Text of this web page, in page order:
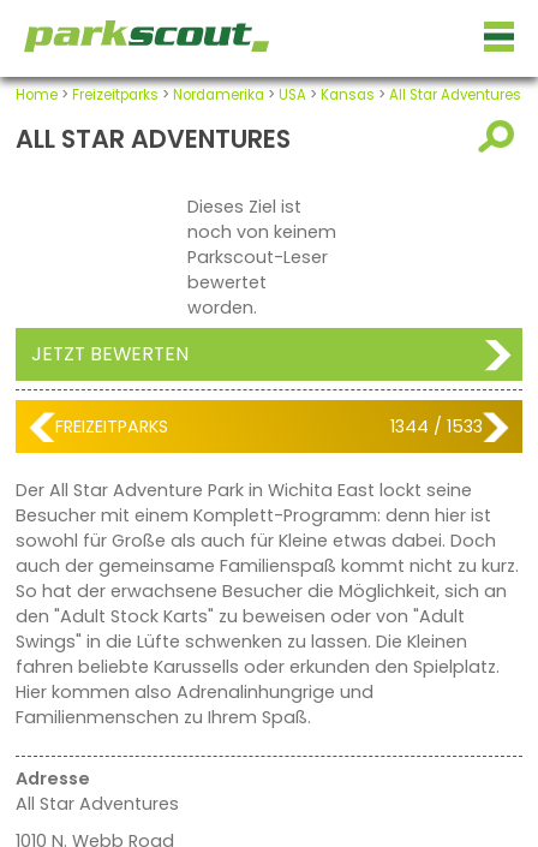
Home> Freizeitparks > Nordamerika > USA> Kansas > All Star Adventures
ALL STAR ADVENTURES
Dieses Ziel ist
noch von keinem
Parkscout-Leser
bewertet
worden.
JETZT BEWERTEN
FREIZEITPARKS 1344 / 1533
Der All Star Adventure Park in Wichita East lockt seine
Besucher mit einem Komplett-Programm: denn hier ist
sowohl für Große als auch für Kleine etwas dabei. Doch
auch der gemeinsame Familienspaß kommt nicht zu kurz.
So hat der erwachsene Besucher die Möglichkeit, sich an
den "Adult Stock Karts" zu beweisen oder von "Adult
Swings" in die Lüfte schwenken zu lassen. Die Kleinen
fahren beliebte Karussells oder erkunden den Spielplatz.
Hier kommen also Adrenalinhungrige und
Familienmenschen zu Ihrem Spaß.
Adresse
All Star Adventures
1010 N. Webb Road